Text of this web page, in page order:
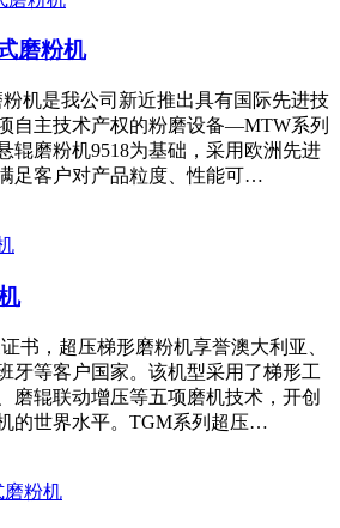
磨粉机
机是我公司新近推出具有国际先进技
自主技术产权的粉磨设备—MTW系列
辊磨粉机9518为基础，采用欧洲先进
足客户对产品粒度、性能可…
书，超压梯形磨粉机享誉澳大利亚、
牙等客户国家。该机型采用了梯形工
磨辊联动增压等五项磨机技术，开创
的世界水平。TGM系列超压…